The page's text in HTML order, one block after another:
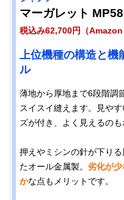
マーガレット
税込み62,700円（Amazon
上位機種の構造と
ル
薄地から厚地まで6段階調
スイスイ縫えます。見や
ズが付き、よく見えるのも
押えやミシンの針が下り
たオール金属製。 劣化が
かな点もメリットです。